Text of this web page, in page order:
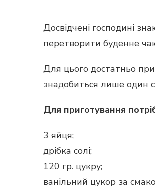
Досвідчені господині
перетворити буденне
Для цього достатньо
знадобиться лише один
Для приготування
3 яйця;
дрібка солі;
120 гр. цукру;
ванільний цукор за